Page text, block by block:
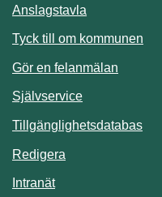
Anslagstavla
Tyck till om kommunen
Gör en felanmälan
SjälvserviceLänk till
Tillgänglighetsdatabas
Redigera
IntranätLänk till annan